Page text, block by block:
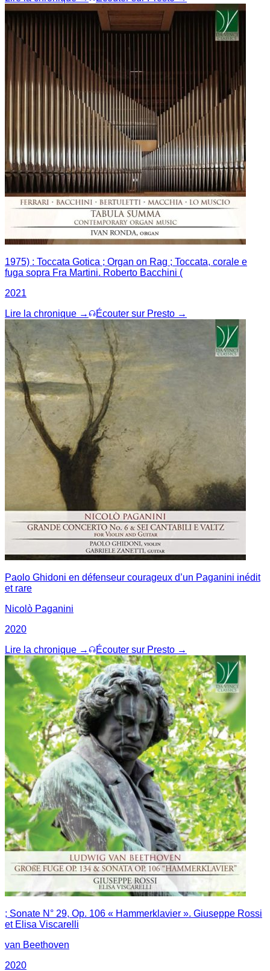
1975) : Toccata Gotica ; Organ on Rag ; Toccata, corale e
fuga sopra Fra Martini. Roberto Bacchini (
2021
Lire la chronique →
Écouter sur Presto →
Paolo Ghidoni en défenseur courageux d’un Paganini inédit
et rare
Nicolò Paganini
2020
Lire la chronique →
Écouter sur Presto →
; Sonate N° 29, Op. 106 « Hammerklavier ». Giuseppe Rossi
et Elisa Viscarelli
van Beethoven
2020